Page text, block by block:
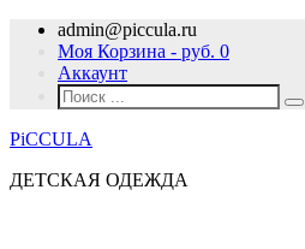
admin@piccula.ru
Моя Корзина - руб. 0
Аккаунт
PiCCULA
ДЕТСКАЯ ОДЕЖДА